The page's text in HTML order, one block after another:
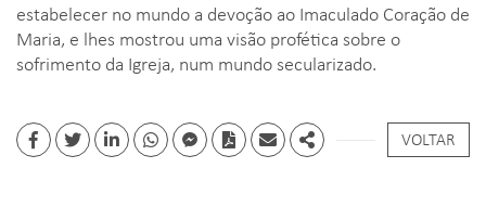
estabelecer no mundo a devoção ao Imaculado Coração de
Maria, e lhes mostrou uma visão profética sobre o
sofrimento da Igreja, num mundo secularizado.
FacebookTwitterLinkedinwhatsappfacebook messenger
PDF EmailShare
VOLTAR